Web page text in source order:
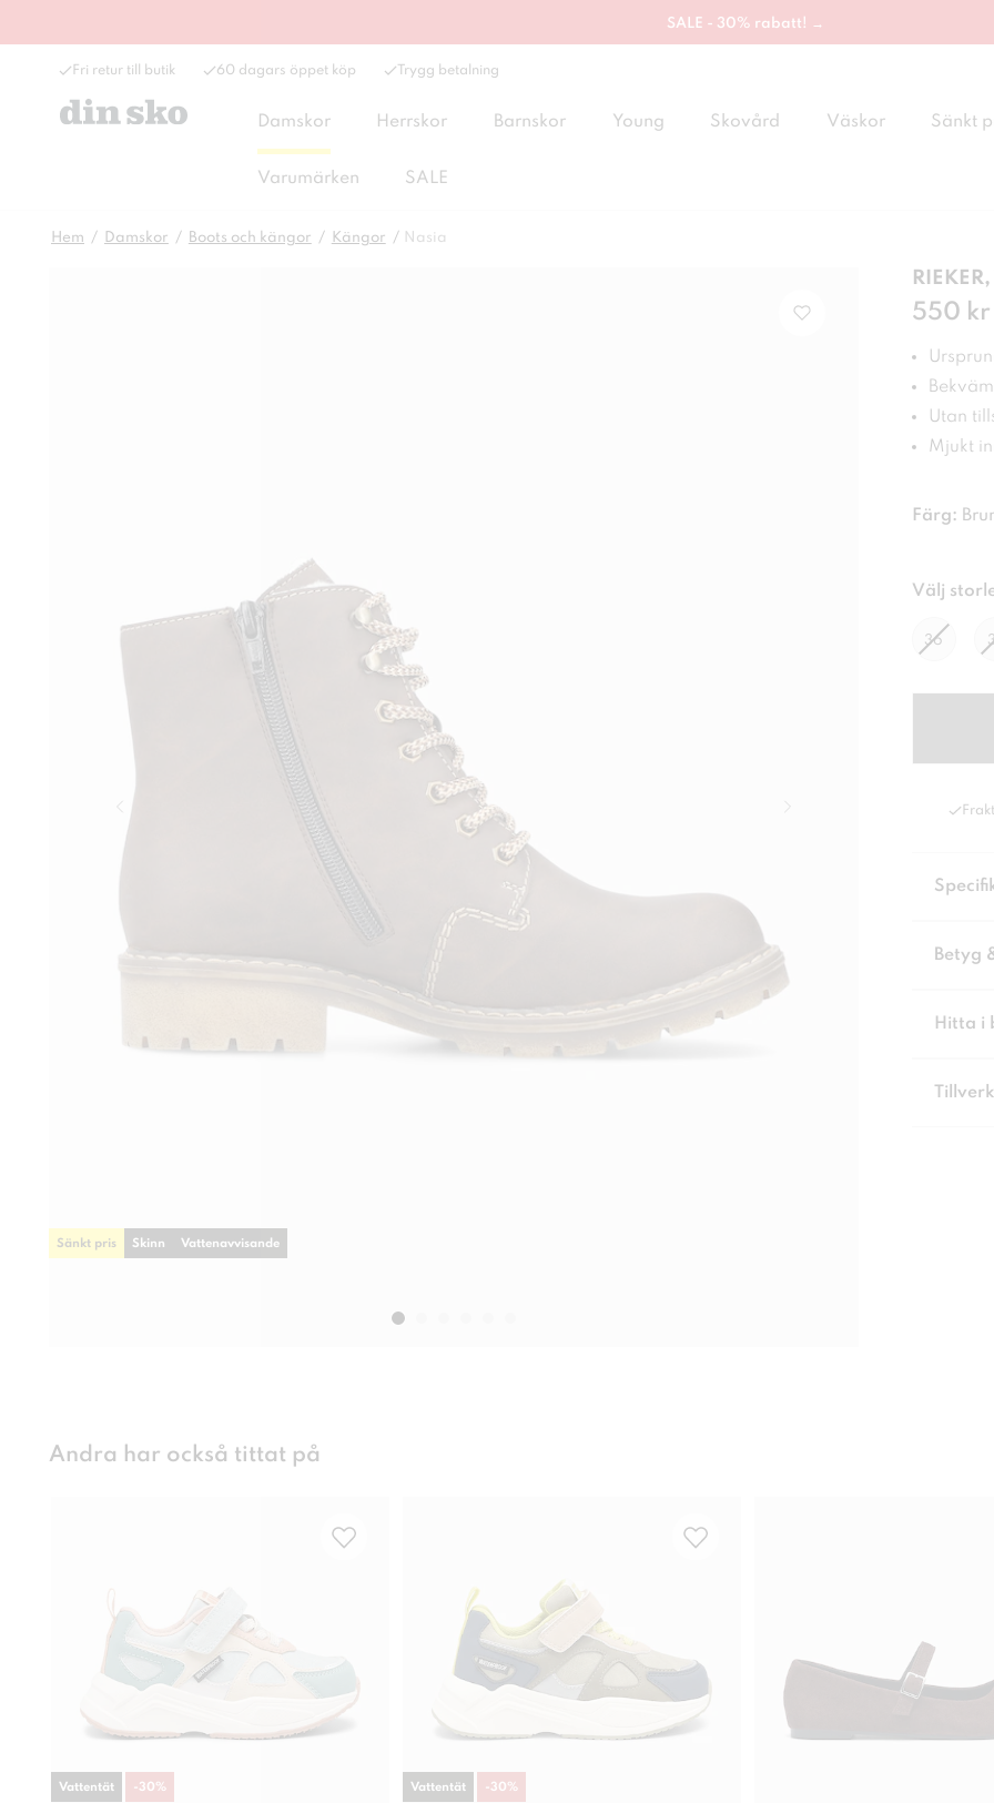
SALE - 30% rabatt! →
Fri retur till butik 60 dagars öppet köp Trygg betalning
Damskor Herrskor Barnskor Young Skovård Väskor Sänkt
Varumärken SALE
Hem Damskor Boots och kängor Kängor Nasia
Sänkt pris Skinn Vattenavvisande
Pris:550
550 kr
Utan
Mjukt
Färg:
Välj
36
Betyg
Hitta i
Andra har också tittat på
Vattentät -30% Vattentät -30%